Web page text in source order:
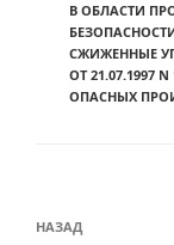
В ОБЛАСТИ
СЖИЖЕННЫЕ
ОТ
ОПАСНЫХ
Предыдущая
НАЗАД